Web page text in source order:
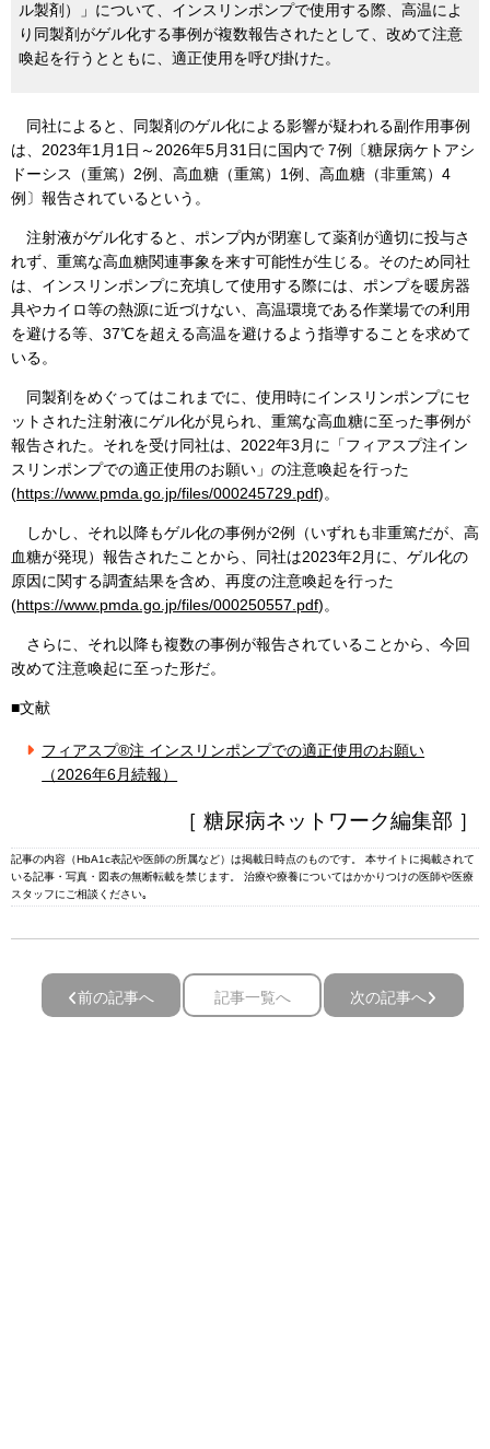
ル製剤）」について、インスリンポンプで使用する際、高温によ
り同製剤がゲル化する事例が複数報告されたとして、改めて注意
喚起を行うとともに、適正使用を呼び掛けた。
同社によると、同製剤のゲル化による影響が疑われる副作用事例
は、2023年1月1日～2026年5月31日に国内で 7例〔糖尿病ケトアシ
ドーシス（重篤）2例、高血糖（重篤）1例、高血糖（非重篤）4
例〕報告されているという。
注射液がゲル化すると、ポンプ内が閉塞して薬剤が適切に投与さ
れず、重篤な高血糖関連事象を来す可能性が生じる。そのため同社
は、インスリンポンプに充填して使用する際には、ポンプを暖房器
具やカイロ等の熱源に近づけない、高温環境である作業場での利用
を避ける等、37℃を超える高温を避けるよう指導することを求めて
いる。
同製剤をめぐってはこれまでに、使用時にインスリンポンプにセ
ットされた注射液にゲル化が見られ、重篤な高血糖に至った事例が
報告された。それを受け同社は、2022年3月に「フィアスプ注イン
スリンポンプでの適正使用のお願い」の注意喚起を行った
(https://www.pmda.go.jp/files/000245729.pdf)。
しかし、それ以降もゲル化の事例が2例（いずれも非重篤だが、高
血糖が発現）報告されたことから、同社は2023年2月に、ゲル化の
原因に関する調査結果を含め、再度の注意喚起を行った
(https://www.pmda.go.jp/files/000250557.pdf)。
さらに、それ以降も複数の事例が報告されていることから、今回
改めて注意喚起に至った形だ。
■文献
フィアスプ®注 インスリンポンプでの適正使用のお願い
（2026年6月続報）
［ 糖尿病ネットワーク編集部 ］
記事の内容（HbA1c表記や医師の所属など）は掲載日時点のものです。 本サイトに掲載されて
いる記事・写真・図表の無断転載を禁じます。 治療や療養についてはかかりつけの医師や医療
スタッフにご相談ください｡
前の記事へ 記事一覧へ 次の記事へ